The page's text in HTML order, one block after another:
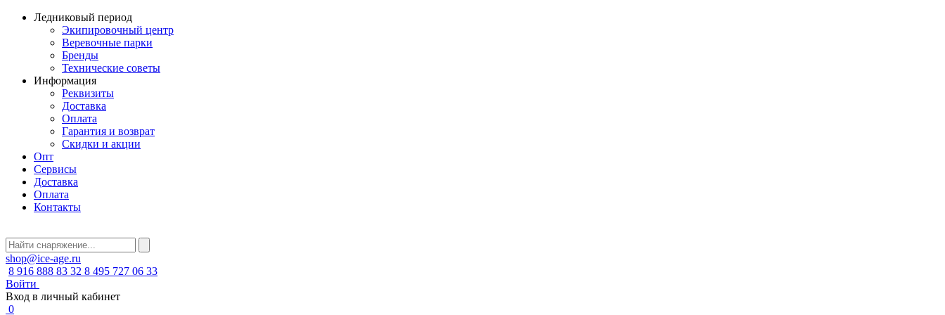
Ледниковый период
Экипировочный центр
Веревочные парки
Бренды
Технические советы
Информация
Реквизиты
Доставка
Оплата
Гарантия и возврат
Скидки и акции
Опт
Сервисы
Доставка
Оплата
Контакты
shop@ice-age.ru
8 916 888 83 32 8 495 727 06 33
Войти
Вход в личный кабинет
0